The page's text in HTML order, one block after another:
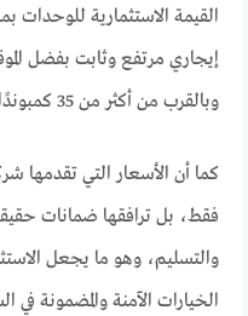
القيمة الاستثمارية للوحدات
إيجاري مرتفع وثابت بفضل
وبالقرب من أكثر من 35 كمبوندًا سكنيًا راقيًا.
فقط، بل ترافقها ضمانات
والتسليم، وهو ما يجعل
الخيارات الآمنة والمضمونة